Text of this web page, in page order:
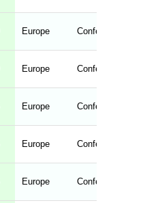
Europe Conference
Europe Conference
Europe Conference
Europe Conference
Europe Conference